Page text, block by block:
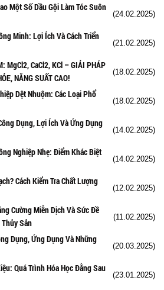
Một Số Dầu Gội Làm Tóc Suôn
(24.02.2025)
Minh: Lợi Ích Và Cách Triển
(21.02.2025)
MgCl2, CaCl2, KCl – GIẢI PHÁP
NĂNG SUẤT CAO!
(18.02.2025)
Dệt Nhuộm: Các Loại Phổ
(18.02.2025)
Dụng, Lợi Ích Và Ứng Dụng
(14.02.2025)
Nghiệp Nhẹ: Điểm Khác Biệt
(14.02.2025)
Cách Kiểm Tra Chất Lượng
(12.02.2025)
Cường Miễn Dịch Và Sức Đề
Sản
(11.02.2025)
Dụng, Ứng Dụng Và Những
(20.03.2025)
Quá Trình Hóa Học Đằng Sau
(23.01.2025)